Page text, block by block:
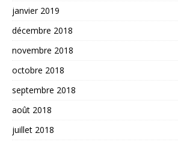
janvier 2019
décembre 2018
novembre 2018
octobre 2018
septembre 2018
août 2018
juillet 2018